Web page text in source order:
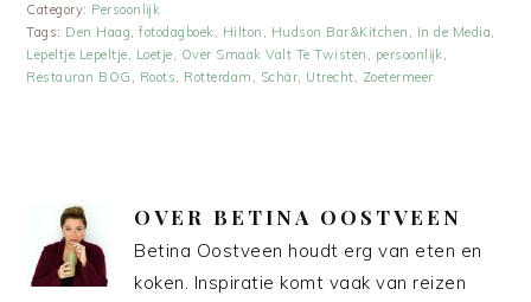
Category: Persoonlijk
Tags: Den Haag,fotodagboek, Hilton , Hudson Bar&Kitchen , In de Media,
Lepeltje Lepeltje, Loetje, Over Smaak Valt Te Twisten , persoonlijk,
Restauran BOG , Roots, Rotterdam , Schär, Utrecht, Zoetermeer
OVER BETINA OOSTVEEN
Betina Oostveen houdt erg van eten en
koken. Inspiratie komt vaak van reizen